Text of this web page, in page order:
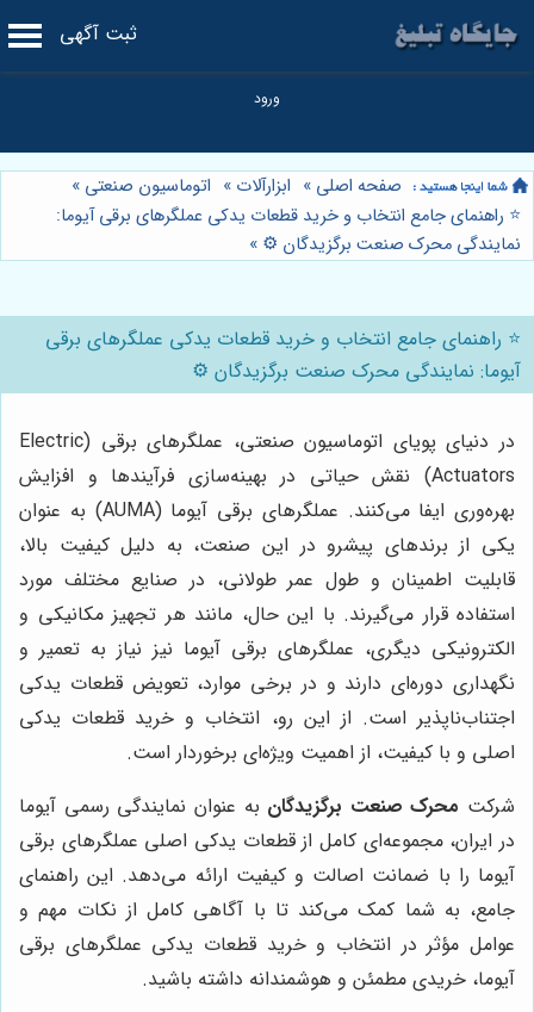
ثبت آگهی
صفحه اصلی » ابزارآلات » اتوماسیون صنعتی »
⭐️ راهنمای جامع انتخاب و خرید قطعات یدکی عملگرهای برقی آیوما:
نمایندگی محرک صنعت برگزیدگان ⚙️ »
⭐️ راهنمای جامع انتخاب و خرید قطعات یدکی عملگرهای برقی
آیوما: نمایندگی محرک صنعت برگزیدگان ⚙️
در دنیای پویای اتوماسیون صنعتی، عملگرهای برقی (Electric
Actuators) نقش حیاتی در بهینه‌سازی فرآیندها و افزایش
بهره‌وری ایفا می‌کنند. عملگرهای برقی آیوما (AUMA) به عنوان
یکی از برندهای پیشرو در این صنعت، به دلیل کیفیت بالا،
قابلیت اطمینان و طول عمر طولانی، در صنایع مختلف مورد
استفاده قرار می‌گیرند. با این حال، مانند هر تجهیز مکانیکی و
الکترونیکی دیگری، عملگرهای برقی آیوما نیز نیاز به تعمیر و
نگهداری دوره‌ای دارند و در برخی موارد، تعویض قطعات یدکی
اجتناب‌ناپذیر است. از این رو، انتخاب و خرید قطعات یدکی
اصلی و با کیفیت، از اهمیت ویژه‌ای برخوردار است.
شرکت محرک صنعت برگزیدگان به عنوان نمایندگی رسمی آیوما
در ایران، مجموعه‌ای کامل از قطعات یدکی اصلی عملگرهای برقی
آیوما را با ضمانت اصالت و کیفیت ارائه می‌دهد. این راهنمای
جامع، به شما کمک می‌کند تا با آگاهی کامل از نکات مهم و
عوامل مؤثر در انتخاب و خرید قطعات یدکی عملگرهای برقی
آیوما، خریدی مطمئن و هوشمندانه داشته باشید.